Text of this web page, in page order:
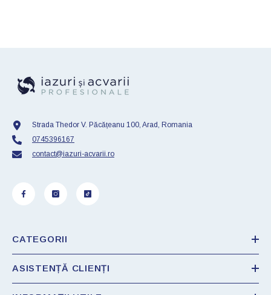
Strada Thedor V. Păcățeanu 100, Arad, Romania
0745396167
contact@iazuri-acvarii.ro
CATEGORII
ASISTENȚĂ CLIENȚI